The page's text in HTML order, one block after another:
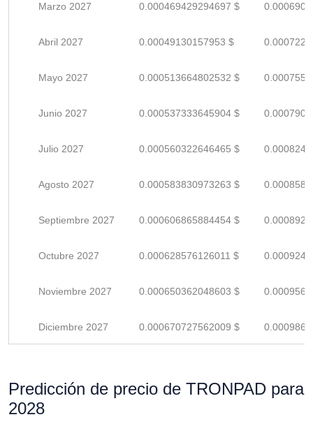
Marzo 2027 0.000469429294697 $
Abril 2027 0.00049130157953 $
Mayo 2027 0.000513664802532 $
Junio 2027 0.000537333645904 $
Julio 2027 0.000560322646465 $
Agosto 2027 0.000583830973263 $
Septiembre 2027 0.000606865884454 $
Octubre 2027 0.000628576126011 $
Noviembre 2027 0.000650362048603 $
Diciembre 2027 0.000670727562009 $
Predicción de precio de TRONPAD para
2028